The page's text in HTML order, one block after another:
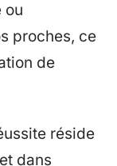
ou
proches, ce
de
réside
dans